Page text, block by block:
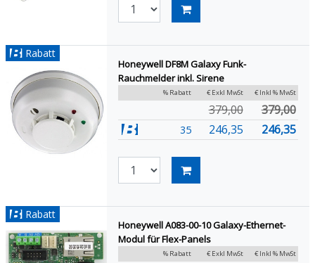
Rabatt
Honeywell DF8M Galaxy Funk-
Rauchmelder inkl. Sirene
% Rabatt € Exkl MwSt € Inkl % MwSt
379,00 379,00
35 246,35 246,35
Rabatt
Honeywell A083-00-10 Galaxy-Ethernet-
Modul für Flex-Panels
% Rabatt € Exkl MwSt € Inkl % MwSt